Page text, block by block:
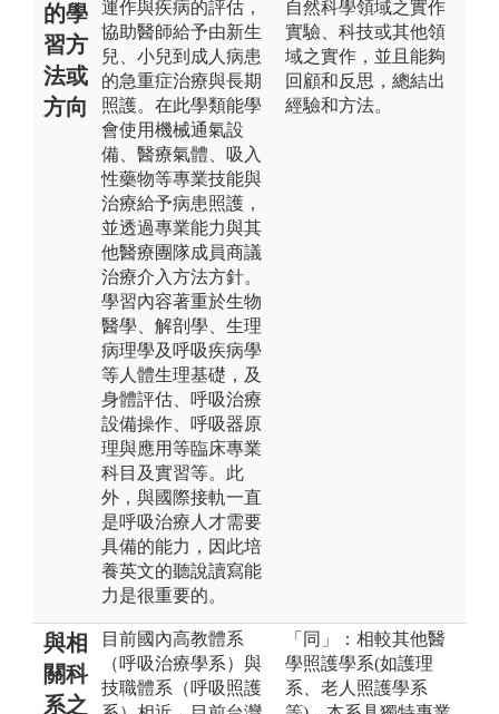
的學
習方
法或
方向
運作與疾病的評估，
協助醫師給予由新生
兒、小兒到成人病患
的急重症治療與長期
照護。在此學類能學
會使用機械通氣設
備、醫療氣體、吸入
性藥物等專業技能與
治療給予病患照護，
並透過專業能力與其
他醫療團隊成員商議
治療介入方法方針。
學習內容著重於生物
醫學、解剖學、生理
病理學及呼吸疾病學
等人體生理基礎，及
身體評估、呼吸治療
設備操作、呼吸器原
理與應用等臨床專業
科目及實習等。此
外，與國際接軌一直
是呼吸治療人才需要
具備的能力，因此培
養英文的聽說讀寫能
力是很重要的。
自然科學領域之實作
實驗、科技或其他領
域之實作，並且能夠
回顧和反思，總結出
經驗和方法。
與相
關科
系之
目前國內高教體系
（呼吸治療學系）與
技職體系（呼吸照護
「同」：相較其他醫
學照護學系(如護理
系、老人照護學系